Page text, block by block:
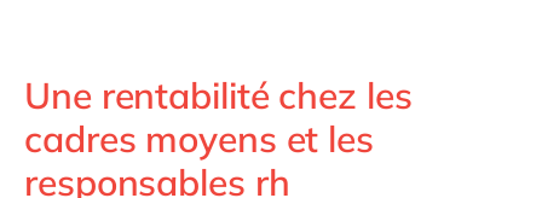
Une rentabilité chez les
cadres moyens et les
responsables rh